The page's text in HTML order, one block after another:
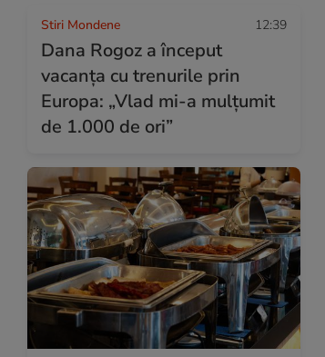
Stiri Mondene 12:39
Dana Rogoz a început
vacanța cu trenurile prin
Europa: „Vlad mi-a mulțumit
de 1.000 de ori”